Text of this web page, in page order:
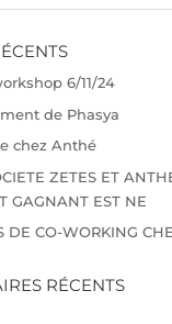
6/11/24
de Phasya
chez Anthé
ZETES ET
GAGNANT EST NE
DE CO-WORKING
RÉCENTS